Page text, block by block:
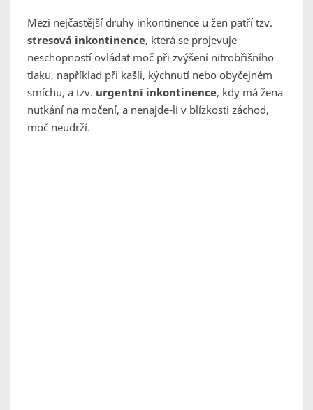
Mezi nejčastější druhy inkontinence u žen patří tzv.
stresová inkontinence, která se projevuje
neschopností ovládat moč při zvýšení nitrobřišního
tlaku, například při kašli, kýchnutí nebo obyčejném
smíchu, a tzv. urgentní inkontinence, kdy má žena
nutkání na močení, a nenajde-li v blízkosti záchod,
moč neudrží.